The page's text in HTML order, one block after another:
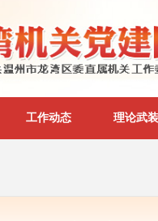
工作动态 理论武装